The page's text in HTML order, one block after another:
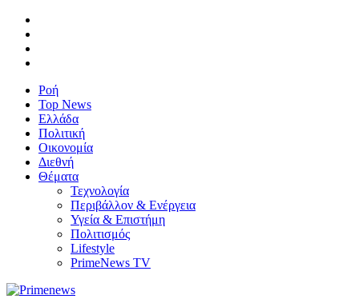
Ροή
Top News
Ελλάδα
Πολιτική
Οικονομία
Διεθνή
Θέματα
Τεχνολογία
Περιβάλλον & Ενέργεια
Υγεία & Επιστήμη
Πολιτισμός
Lifestyle
PrimeNews TV